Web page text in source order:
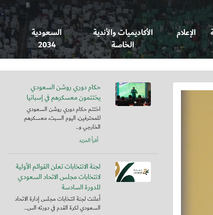
الإعلام
الأكاديميات والأندية
الخاصة
السعودية
2034
حكام دوري روشن السعودي
يختتمون معسكرهم في إسبانيا
اختتم حكام دوري روشن السعودي
للمحترفين، اليوم السبت، معسكرهم
الخارجي و...
أقرأ المزيد
لجنة الانتخابات تعلن القوائم الأولية
لانتخابات مجلس الاتحاد السعودي
للدورة السادسة
أعلنت لجنة انتخابات مجلس إدارة الاتحاد
السعودي لكرة القدم في دورته الس...